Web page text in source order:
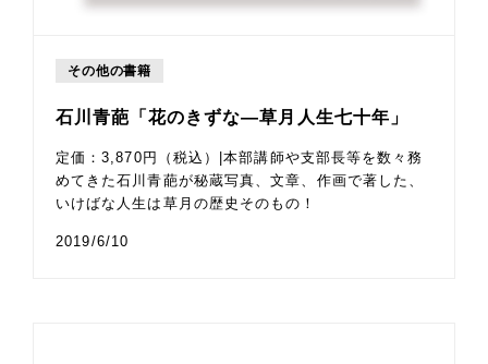
その他の書籍
石川青葩「花のきずな—草月人生七十年」
定価：3,870円（税込）|本部講師や支部長等を数々務
めてきた石川青葩が秘蔵写真、文章、作画で著した、
いけばな人生は草月の歴史そのもの！
2019/6/10